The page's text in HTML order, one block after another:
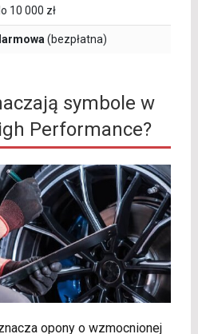
10 000 zł
(bezpłatna)
symbole w
Performance?
opony o wzmocnionej